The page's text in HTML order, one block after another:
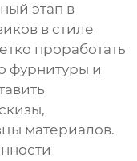
этап в
в стиле
проработать
фурнитуры и
материалов.